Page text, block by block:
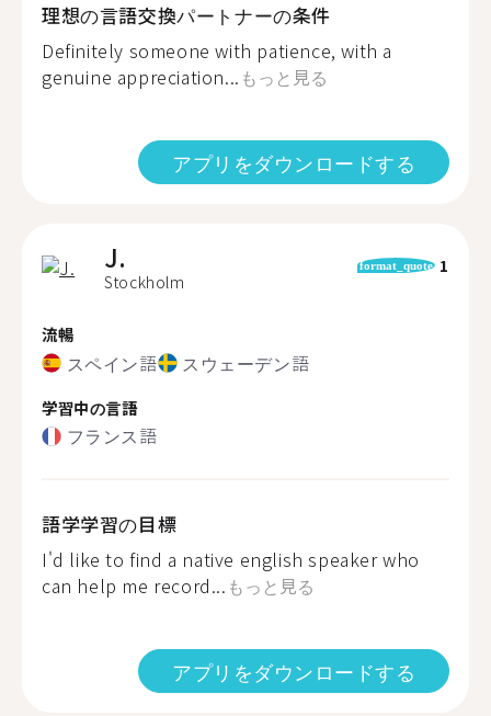
理想の言語交換パートナーの条件
Definitely someone with patience, with a
genuine appreciation... もっと見る
アプリをダウンロードする
J.
Stockholm
format_quote 1
流暢
スペイン語 スウェーデン語
学習中の言語
フランス語
語学学習の目標
I'd like to find a native english speaker who
can help me record... もっと見る
アプリをダウンロードする